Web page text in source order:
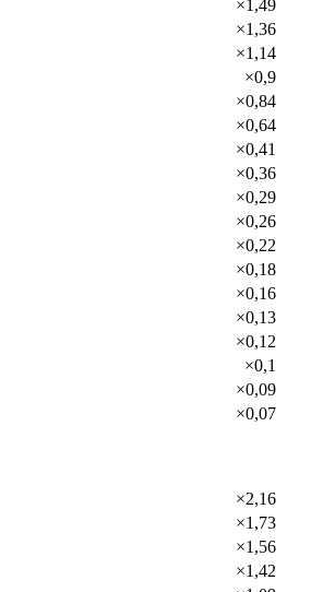
×1,49
×1,36
×1,14
×0,9
×0,84
×0,64
×0,41
×0,36
×0,29
×0,26
×0,22
×0,18
×0,16
×0,13
×0,12
×0,1
×0,09
×0,07
×2,16
×1,73
×1,56
×1,42